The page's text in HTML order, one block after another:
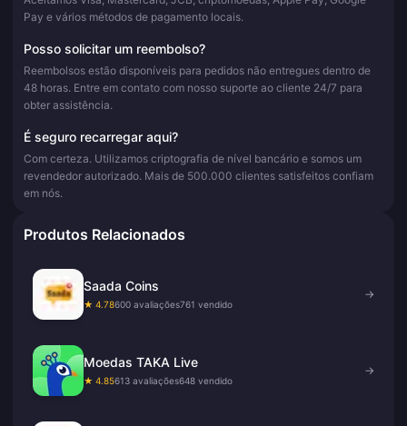
Pay e vários métodos de pagamento locais.
Posso solicitar um reembolso?
Reembolsos estão disponíveis para pedidos não entregues dentro de
48 horas. Entre em contato com nosso suporte ao cliente 24/7 para
obter assistência.
É seguro recarregar aqui?
Com certeza. Utilizamos criptografia de nível bancário e somos um
revendedor autorizado. Mais de 500.000 clientes satisfeitos confiam
em nós.
Produtos Relacionados
Saada Coins
★ 4.78600 avaliações761 vendido
→
Moedas TAKA Live
★ 4.85613 avaliações648 vendido
→